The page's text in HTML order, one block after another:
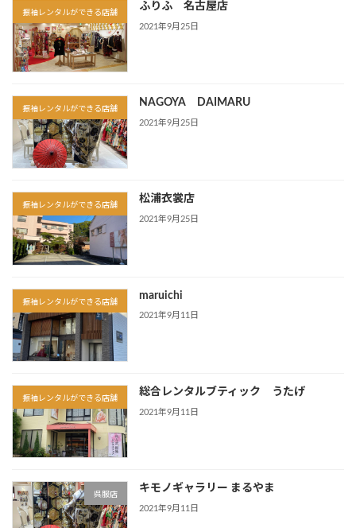
振袖レンタルができる店舗
ふりふ 名古屋店
2021年9月25日
振袖レンタルができる店舗
NAGOYA DAIMARU
2021年9月25日
振袖レンタルができる店舗
松浦衣裳店
2021年9月25日
振袖レンタルができる店舗
maruichi
2021年9月11日
振袖レンタルができる店舗
総合レンタルブティック うたげ
2021年9月11日
呉服店
キモノギャラリー まるやま
2021年9月11日